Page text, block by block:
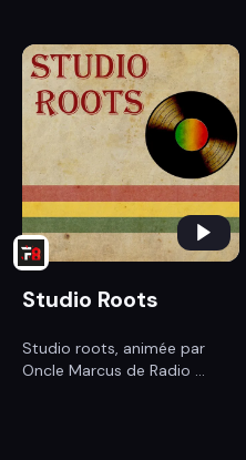
Studio Roots
Studio roots, animée par
Oncle Marcus de Radio ...